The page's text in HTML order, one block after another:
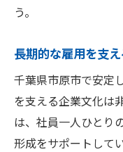
安定した職
市原市で
長期的に
市原市で
う。
長期的な雇用を支
千葉県市原市で安定
を支える企業文化は
は、社員一人ひとり
形成をサポートして